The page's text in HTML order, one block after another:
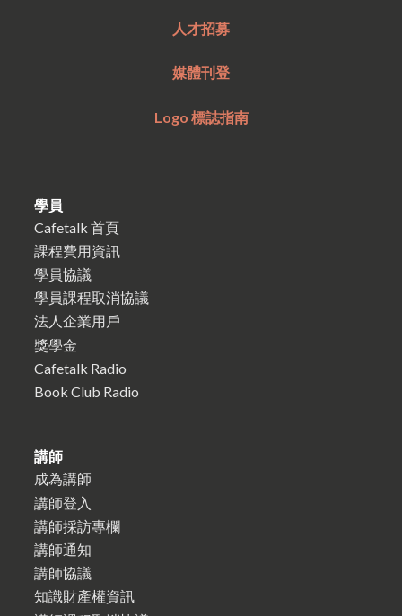
人才招募
媒體刊登
Logo 標誌指南
學員
Cafetalk 首頁
課程費用資訊
學員協議
學員課程取消協議
法人企業用戶
獎學金
Cafetalk Radio
Book Club Radio
講師
成為講師
講師登入
講師採訪專欄
講師通知
講師協議
知識財產權資訊